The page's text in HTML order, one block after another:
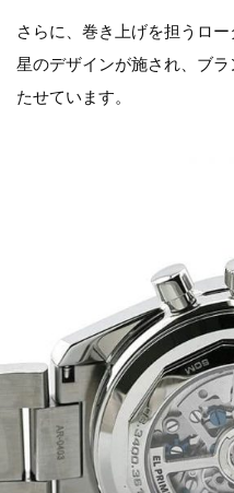
さらに、巻き上げを担うロ
星のデザインが施され、ブ
たせています。